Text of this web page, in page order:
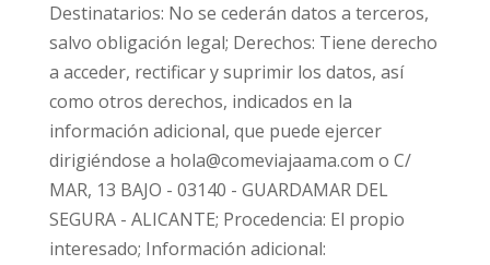
Destinatarios: No se cederán datos a terceros,
salvo obligación legal; Derechos: Tiene derecho
a acceder, rectificar y suprimir los datos, así
como otros derechos, indicados en la
información adicional, que puede ejercer
dirigiéndose a hola@comeviajaama.com o C/
MAR, 13 BAJO - 03140 - GUARDAMAR DEL
SEGURA - ALICANTE; Procedencia: El propio
interesado; Información adicional: